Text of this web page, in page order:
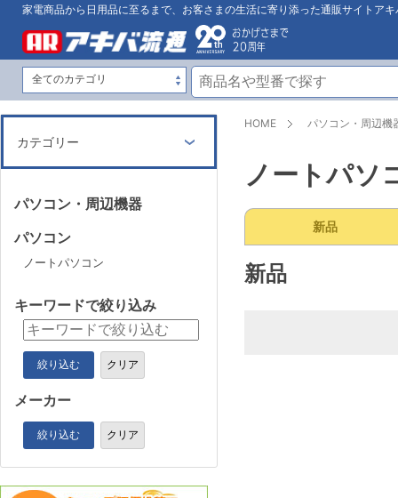
家電商品から日用品に至るまで、お客さまの生活に寄り添った通販サイトアキ
HOME パソコン・周辺機
ノートパソ
新品
新品
カテゴリー
パソコン・周辺機器
パソコン
ノートパソコン
キーワードで絞り込み
絞り込む クリア
メーカー
絞り込む クリア